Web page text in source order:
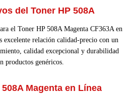
del Toner HP 508A
el Toner HP 508A Magenta CF363A en
excelente relación calidad-precio con un
calidad excepcional y durabilidad
productos genéricos.
Magenta en Línea